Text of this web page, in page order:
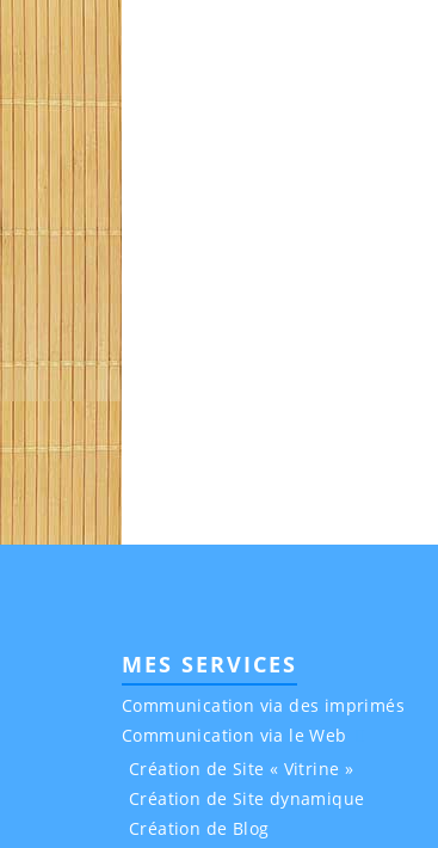
MES SERVICES
Communication via des imprimés
Communication via le Web
Création de Site « Vitrine »
Création de Site dynamique
Création de Blog